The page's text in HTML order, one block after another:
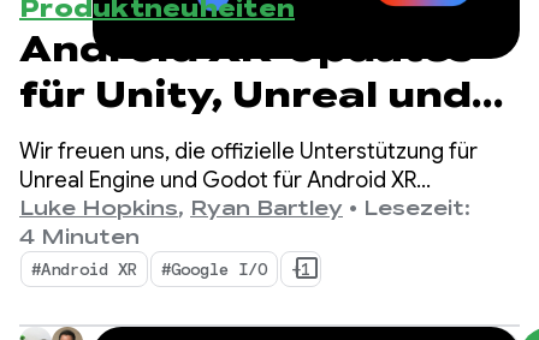
Produktneuheiten
Android XR-Updates
für Unity, Unreal und
Godot
Wir freuen uns, die offizielle Unterstützung für
Unreal Engine und Godot für Android XR
anzukündigen. Außerdem führen wir neue Tools
ein, mit denen Sie Ihre Produktivität steigern und
neue XR-Funktionen nutzen können: den
Android XR Engine Hub und das Android XR
Interaction Framework.
Luke Hopkins, Ryan Bartley • Lesezeit:
4 Minuten
#Android XR #Google I/O +1